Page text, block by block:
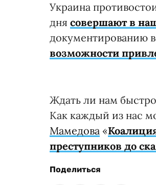
Украина
дня совершают в
документированию
возможности
Ждать ли нам
Как каждый из нас
Мамедова «
преступников до
Поделиться